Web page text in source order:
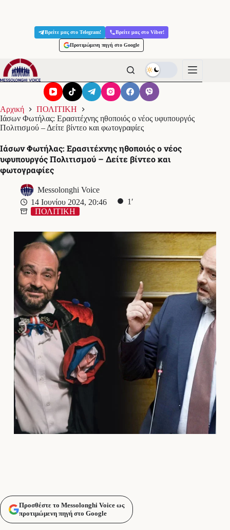
Βρείτε μας στο Telegram! Βρείτε μας στο Viber!
Προτιμώμενη πηγή στο Google
Αρχική
ΠΟΛΙΤΙΚΗ
Ιάσων Φωτήλας: Ερασιτέχνης ηθοποιός ο νέος υφυπουργός
Πολιτισμού – Δείτε βίντεο και φωτογραφίες
Ιάσων Φωτήλας: Ερασιτέχνης ηθοποιός ο νέος
υφυπουργός Πολιτισμού – Δείτε βίντεο και
φωτογραφίες
Messolonghi Voice
14 Ιουνίου 2024, 20:46
1′
ΠΟΛΙΤΙΚΗ
Προσθέστε το Messolonghi Voice ως
προτιμώμενη πηγή στο Google